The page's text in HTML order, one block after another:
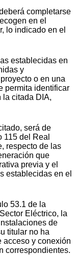
completarse
en el
lo indicado en el
establecidas en
y
o en una
permita identificar
la citada DIA,
será de
del Real
respecto de las
que
previa y el
establecidas en el
53.1 de la
Eléctrico, la
de
titular no ha
acceso y conexión
correspondientes.